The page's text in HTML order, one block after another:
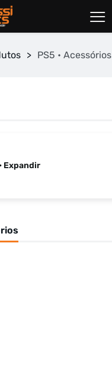
> PS5 • Acessórios
Expandir